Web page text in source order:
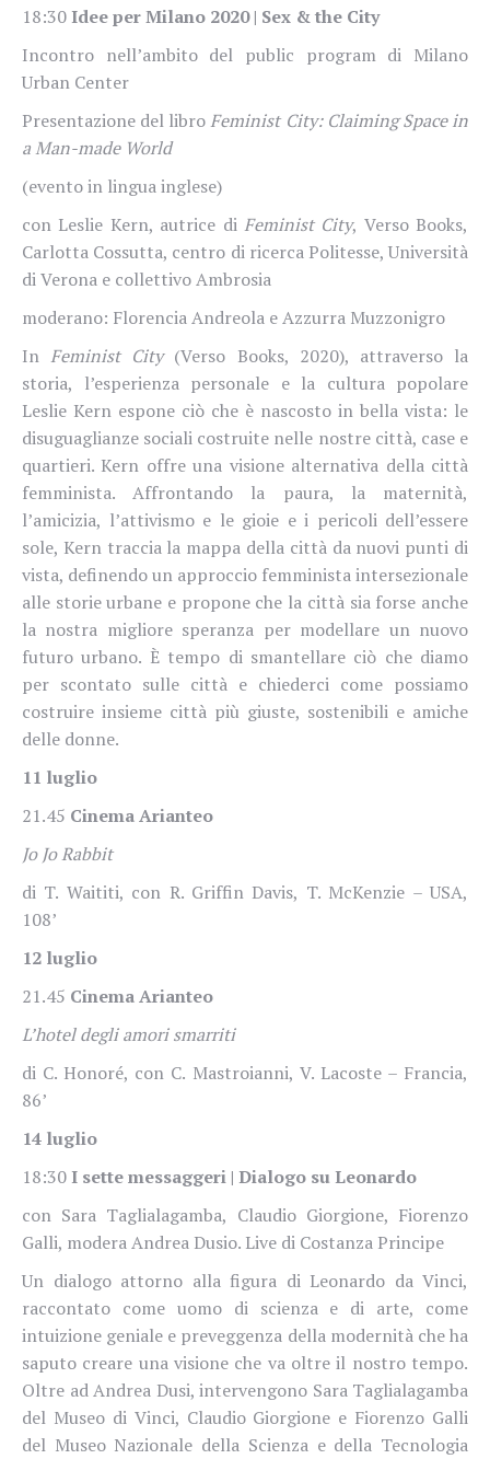
18:30 Idee per Milano 2020 | Sex & the City
Incontro nell’ambito del public program di Milano
Urban Center
Presentazione del libroFeminist City: Claiming Space in
a Man-made World
(evento in lingua inglese)
con Leslie Kern, autrice di Feminist City, Verso Books,
Carlotta Cossutta, centro di ricerca Politesse, Università
di Verona e collettivo Ambrosia
moderano: Florencia Andreola e Azzurra Muzzonigro
InFeminist City(Verso Books, 2020), attraverso la
storia, l’esperienza personale e la cultura popolare
Leslie Kern espone ciò che è nascosto in bella vista: le
disuguaglianze sociali costruite nelle nostre città, case e
quartieri. Kern offre una visione alternativa della città
femminista. Affrontando la paura, la maternità,
l’amicizia, l’attivismo e le gioie e i pericoli dell’essere
sole, Kern traccia la mappa della città da nuovi punti di
vista, definendo un approccio femminista intersezionale
alle storie urbane e propone che la città sia forse anche
la nostra migliore speranza per modellare un nuovo
futuro urbano. È tempo di smantellare ciò che diamo
per scontato sulle città e chiederci come possiamo
costruire insieme città più giuste, sostenibili e amiche
delle donne.
11 luglio
21.45 Cinema Arianteo
Jo Jo Rabbit
di T. Waititi, con R. Griffin Davis, T. McKenzie – USA,
108’
12 luglio
21.45 Cinema Arianteo
L’hotel degli amori smarriti
di C. Honoré, con C. Mastroianni, V. Lacoste – Francia,
86’
14 luglio
18:30 I sette messaggeri | Dialogo su Leonardo
con Sara Taglialagamba, Claudio Giorgione, Fiorenzo
Galli, modera Andrea Dusio. Live di Costanza Principe
Un dialogo attorno alla figura di Leonardo da Vinci,
raccontato come uomo di scienza e di arte, come
intuizione geniale e preveggenza della modernità che ha
saputo creare una visione che va oltre il nostro tempo.
Oltre ad Andrea Dusi, intervengono Sara Taglialagamba
del Museo di Vinci, Claudio Giorgione e Fiorenzo Galli
del Museo Nazionale della Scienza e della Tecnologia